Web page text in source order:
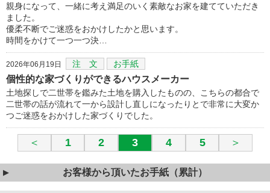
親身になって、一緒に考え満足のいく素敵なお家を建てていただき
ました。
優柔不断でご迷惑をおかけしたかと思います。
時間をかけて一つ一つ決…
2026年06月19日 注 文 お手紙
個性的な家づくりができるハウスメーカー
土地探しで二世帯を鑑みた土地を購入したものの、こちらの都合で
二世帯の話が流れて一から設計し直しになったりとで非常に大変か
つご迷惑をおかけした家づくりでした。
＜ 1 2 3 4 5 ＞
お客様から頂いたお手紙（累計）